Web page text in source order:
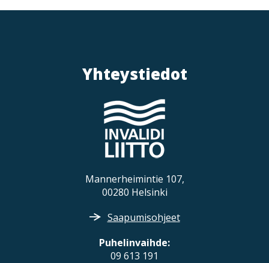
Yhteystiedot
Mannerheimintie 107,
00280 Helsinki
Saapumisohjeet
Puhelinvaihde:
09 613 191